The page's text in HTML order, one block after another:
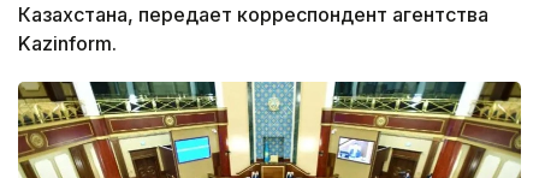
Казахстана, передает корреспондент агентства
Kazinform.